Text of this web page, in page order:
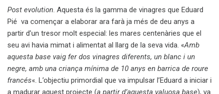
Post evolution . Aquesta és la gamma de vinagres que Eduard
Pié va començar a elaborar ara farà ja més de deu anys a
partir d’un tresor molt especial: les mares centenàries que el
seu avi havia mimat i alimentat al llarg de la seva vida. «Amb
aquesta base vaig fer dos vinagres diferents, un blanc i un
negre, amb una criança mínima de 10 anys en barrica de roure
francés«. L’objectiu primordial que va impulsar l’Eduard a iniciar i
a madurar aquest projecte (a partir d’aquesta valuosa base), va